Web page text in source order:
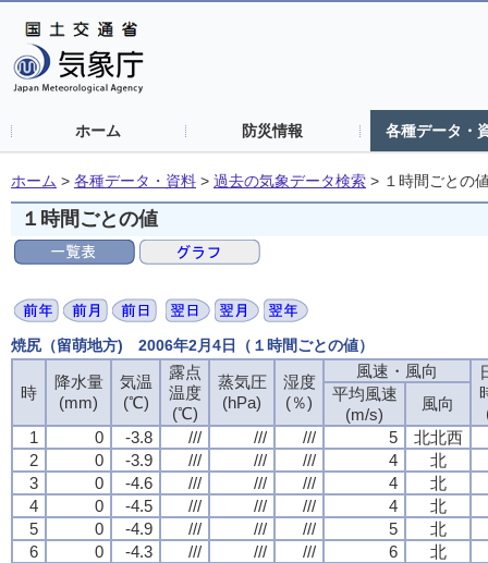
ホーム 防災情報 各種データ・
ホーム > 各種データ・資料 > 過去の気象データ検索 > １時間ごとの
１時間ごとの値
焼尻（留萌地方) 2006年2月4日（１時間ごとの値）
時
降水量
(mm)
気温
(℃)
露点
温度
(℃)
蒸気圧
(hPa)
湿度
(％)
風速・風向
平均風速
(m/s)
風向
1
0 -3.8 /// /// /// 5
北北西
2
0 -3.9 /// /// /// 4
北
3
0 -4.6 /// /// /// 4
北
4
0 -4.5 /// /// /// 4
北
5
0 -4.9 /// /// /// 5
北
6
0 -4.3 /// /// /// 6
北